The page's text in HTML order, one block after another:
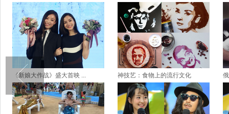
《新娘大作战》盛大首映 ... 神技艺：食物上的流行文化